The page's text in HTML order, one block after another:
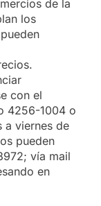
de la
los
con el
4256-1004 o
a viernes de
pueden
vía mail
en